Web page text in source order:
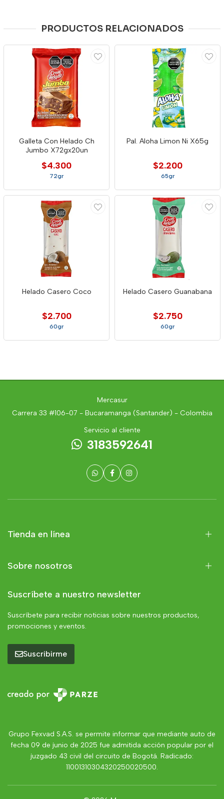
PRODUCTOS RELACIONADOS
Galleta Con Helado Ch
Jumbo X72gx20un
$4.300
72gr
Pal. Aloha Limon Ni X65g
$2.200
65gr
Helado Casero Coco
$2.700
60gr
Helado Casero Guanabana
$2.750
60gr
Mercasur
Carrera 33 #106-07 - Bucaramanga (Santander) - Colombia
Servicio al cliente
3183592641
Tienda en línea
Sobre nosotros
Suscríbete a nuestro newsletter
Suscríbete para recibir noticias sobre nuestros productos,
promociones y eventos.
Suscribirme
Grupo Fexvad S.A.S. se permite informar que mediante auto de
fecha 09 de junio de 2025 fue admitida acción popular por el
juzgado 43 civil del circuito de Bogotá. Radicado:
11001310304320250020500.